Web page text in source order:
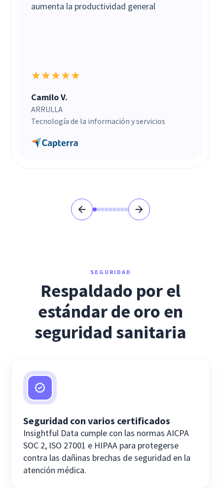
aumenta la productividad general
Camilo V.
ARRULLA
Tecnología de la información y servicios
SEGURIDAD
Respaldado por el
estándar de oro en
seguridad sanitaria
Seguridad con varios certificados
Insightful Data cumple con las normas AICPA
SOC 2, ISO 27001 e HIPAA para protegerse
contra las dañinas brechas de seguridad en la
atención médica.